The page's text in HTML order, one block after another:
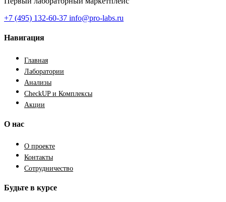
+7 (495) 132-60-37 info@pro-labs.ru
Навигация
Главная
Лаборатории
Анализы
CheckUP и Комплексы
Акции
О нас
О проекте
Контакты
Сотрудничество
Будьте в курсе